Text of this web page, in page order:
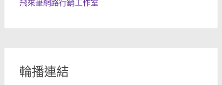
飛來筆網路行銷工作室
輪播連結